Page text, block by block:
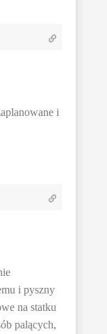
i
i pyszny
na statku
palących,